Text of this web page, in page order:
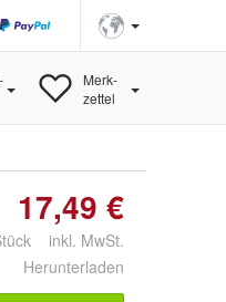
Merk-
zettel
17,49 €
inkl. MwSt.
Herunterladen